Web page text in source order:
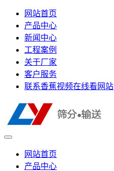
网站首页
产品中心
新闻中心
工程案例
关于厂家
客户服务
联系香蕉视频在线看网站
网站首页
产品中心